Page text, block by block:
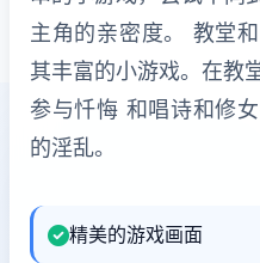
主角的亲密度。 教堂
其丰富的小游戏。在教
参与忏悔 和唱诗和修
的淫乱。
精美的游戏画面